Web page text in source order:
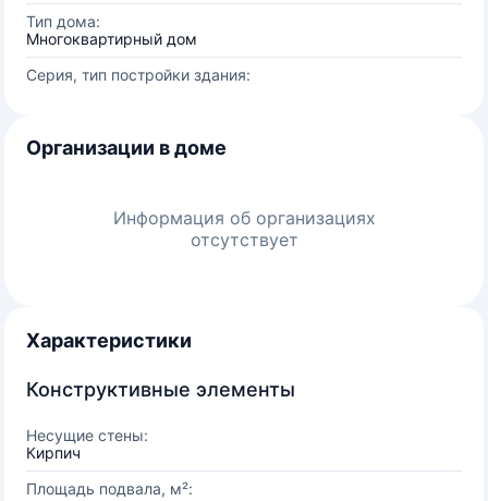
Тип дома:
Многоквартирный дом
Серия, тип постройки здания:
Организации в доме
Информация об организациях
отсутствует
Характеристики
Конструктивные элементы
Несущие стены:
Кирпич
Площадь подвала, м²: